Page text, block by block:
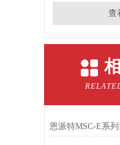
查